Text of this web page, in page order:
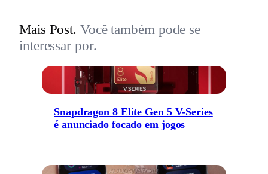
Mais Post. Você também pode se
interessar por.
Snapdragon 8 Elite Gen 5 V-Series
é anunciado focado em jogos